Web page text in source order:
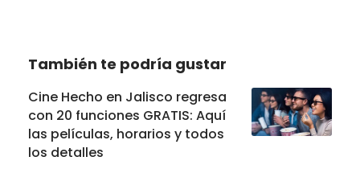
También te podría gustar
Cine Hecho en Jalisco regresa
con 20 funciones GRATIS: Aquí
las películas, horarios y todos
los detalles